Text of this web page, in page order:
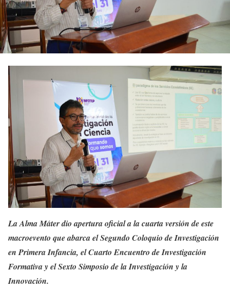
La Alma Máter dio apertura oficial a la cuarta versión de este
macroevento que abarca el Segundo Coloquio de Investigación
en Primera Infancia, el Cuarto Encuentro de Investigación
Formativa y el Sexto Simposio de la Investigación y la
Innovación.